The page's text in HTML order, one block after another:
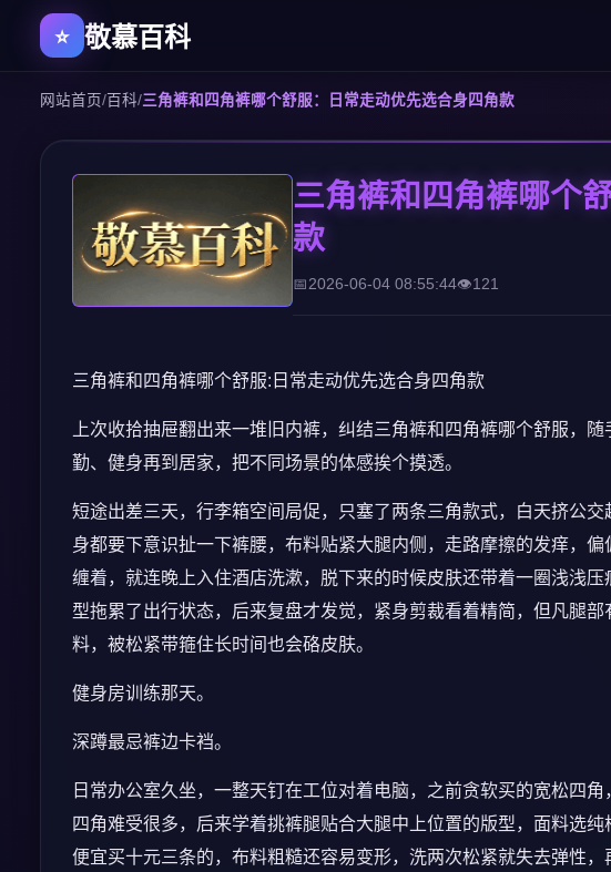
敬慕百科
网站首页/百科/三角裤和四角裤哪个舒服：日常走动优先选合身四角款
三角裤和四角裤哪个
款
2026-06-04 08:55:44 121
三角裤和四角裤哪个舒服:日常走动优先选合身四角款
上次收拾抽屉翻出来一堆旧内裤，纠结三角裤和四角裤哪个舒服，
勤、健身再到居家，把不同场景的体感挨个摸透。
短途出差三天，行李箱空间局促，只塞了两条三角款式，白天挤公
身都要下意识扯一下裤腰，布料贴紧大腿内侧，走路摩擦的发痒，
缠着，就连晚上入住酒店洗漱，脱下来的时候皮肤还带着一圈浅浅
型拖累了出行状态，后来复盘才发觉，紧身剪裁看着精简，但凡腿
料，被松紧带箍住长时间也会硌皮肤。
健身房训练那天。
深蹲最忌裤边卡裆。
日常办公室久坐，一整天钉在工位对着电脑，之前贪软买的宽松四
四角难受很多，后来学着挑裤腿贴合大腿中上位置的版型，面料选
便宜买十元三条的，布料粗糙还容易变形，洗两次松紧就失去弹性